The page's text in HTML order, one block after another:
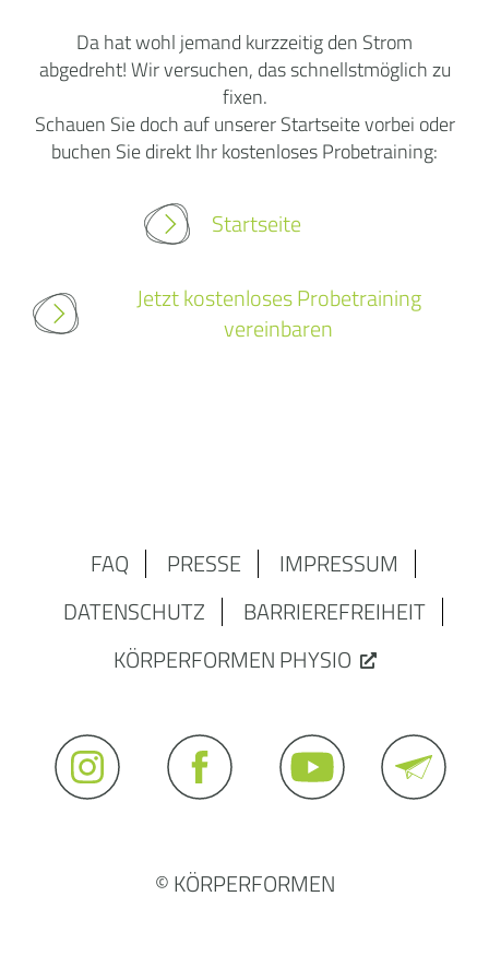
Da hat wohl jemand kurzzeitig den Strom
abgedreht! Wir versuchen, das schnellstmöglich zu
fixen.
Schauen Sie doch auf unserer Startseite vorbei oder
buchen Sie direkt Ihr kostenloses Probetraining:
Startseite
Jetzt kostenloses Probetraining
vereinbaren
FAQ PRESSE
IMPRESSUM
DATENSCHUTZ
BARRIEREFREIHEIT
KÖRPERFORMEN PHYSIO
© KÖRPERFORMEN